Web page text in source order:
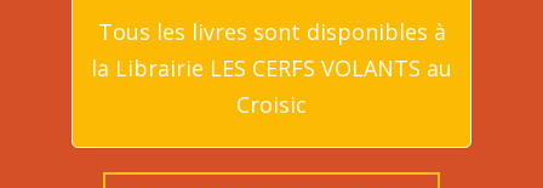
Tous les livres sont disponibles à
la Librairie LES CERFS VOLANTS au
Croisic